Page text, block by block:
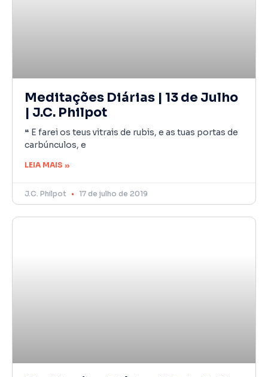
Meditações Diárias | 13 de Julho
| J.C. Philpot
❝ E farei os teus vitrais de rubis, e as tuas portas de
carbúnculos, e
LEIA MAIS »
J.C. Philpot 17 de julho de 2019